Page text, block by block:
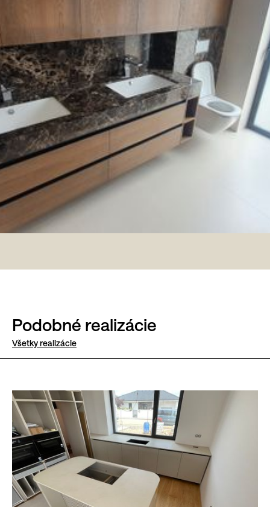
Podobné realizácie
Všetky realizácie